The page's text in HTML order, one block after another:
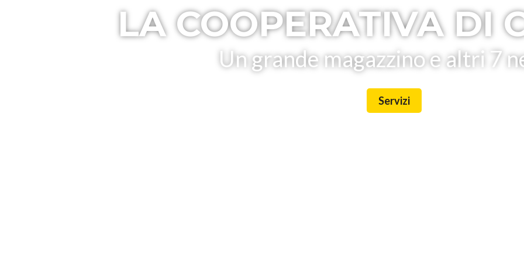
LA COOPERATIVA DI
Un grande magazzino e altri 7
Servizi